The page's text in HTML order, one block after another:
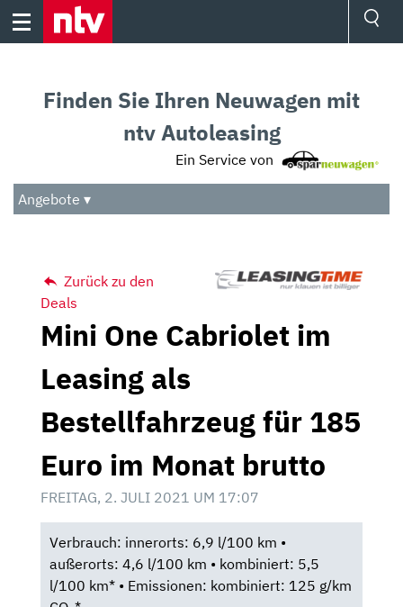
Skip
Audio
Das Beste
Finden Sie Ihren Neuwagen mit
ntv Autoleasing
Ein Service von
Angebote ▾
Zurück zu den
Deals
Mini One Cabriolet im
Leasing als
Bestellfahrzeug für 185
Euro im Monat brutto
FREITAG, 2. JULI 2021 UM 17:07
Verbrauch: innerorts: 6,9 l/100 km •
außerorts: 4,6 l/100 km • kombiniert: 5,5
l/100 km* • Emissionen: kombiniert: 125 g/km